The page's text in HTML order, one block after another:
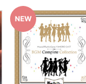
販売する場合がご
す。